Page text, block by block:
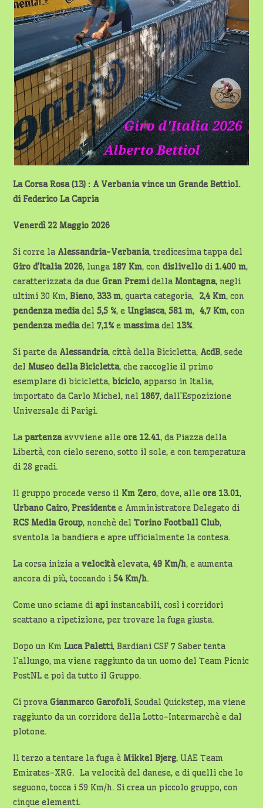
La Corsa Rosa (13) : A Verbania vince un Grande Bettiol.
di Federico La Capria
Venerdì 22 Maggio 2026
Si corre la Alessandria-Verbania, tredicesima tappa del
Giro d’Italia 2026, lunga 187 Km, condislivello di 1.400 m,
caratterizzata da dueGran PremidellaMontagna, negli
ultimi 30 Km,Bieno, 333 m, quarta categoria, 2,4 Km, con
pendenza mediadel5,5 %, eUngiasca,581 m,4,7 Km, con
pendenza mediadel7,1% emassimadel 13%.
Si parte da Alessandria, città della Bicicletta, AcdB, sede
delMuseo della Bicicletta, che raccoglie il primo
esemplare di bicicletta,biciclo, apparso in Italia,
importato da Carlo Michel, nel 1867, dall’Espozizione
Universale di Parigi.
Lapartenzaavvviene alleore 12.41, da Piazza della
Libertà, con cielo sereno, sotto il sole, e con temperatura
di 28 gradi.
Il gruppo procede verso il Km Zero, dove, alleore 13.01,
Urbano Cairo,Presidente e Amministratore Delegato di
RCS Media Group, nonchè delTorino Football Club,
sventola la bandiera e apre ufficialmente la contesa.
La corsa inizia avelocitàelevata,49 Km/h, e aumenta
ancora di più, toccando i54 Km/h.
Come uno sciame diapi instancabili, così i corridori
scattano a ripetizione, per trovare la fuga giusta.
Dopo un KmLuca Paletti, Bardiani CSF 7 Saber tenta
l’allungo, ma viene raggiunto da un uomo del Team Picnic
PostNL e poi da tutto il Gruppo.
Ci provaGianmarco Garofoli, Soudal Quickstep, ma viene
raggiunto da un corridore della Lotto-Intermarchè e dal
plotone.
Il terzo a tentare la fuga èMikkel Bjerg, UAE Team
Emirates-XRG. La velocità del danese, e di quelli che lo
seguono, tocca i 59 Km/h. Si crea un piccolo gruppo, con
cinque elementi.